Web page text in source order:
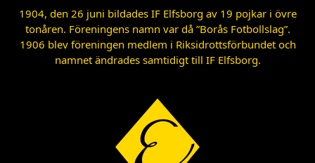
1904, den 26 juni bildades IF Elfsborg av 19 pojkar i övre
tonåren. Föreningens namn var då ”Borås Fotbollslag”.
1906 blev föreningen medlem i Riksidrottsförbundet och
namnet ändrades samtidigt till IF Elfsborg.